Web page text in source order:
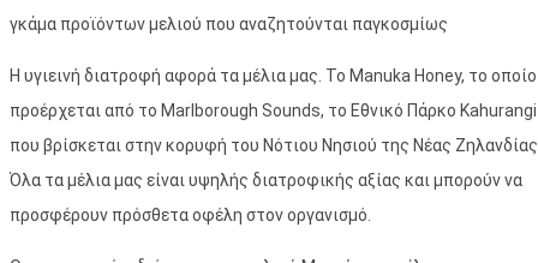
γκάμα προϊόντων μελιού που αναζητούνται παγκοσμίως
Η υγιεινή διατροφή αφορά τα μέλια μας. Το Manuka Honey, το οποίο
προέρχεται από το Marlborough Sounds, το Εθνικό Πάρκο Kahurangi
που βρίσκεται στην κορυφή του Νότιου Νησιού της Νέας
Όλα τα μέλια μας είναι υψηλής διατροφικής αξίας και μπορούν να
προσφέρουν πρόσθετα οφέλη στον οργανισμό.